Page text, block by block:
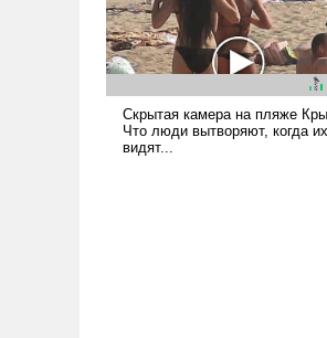
слабым, идти вперед и
адаптироваться.